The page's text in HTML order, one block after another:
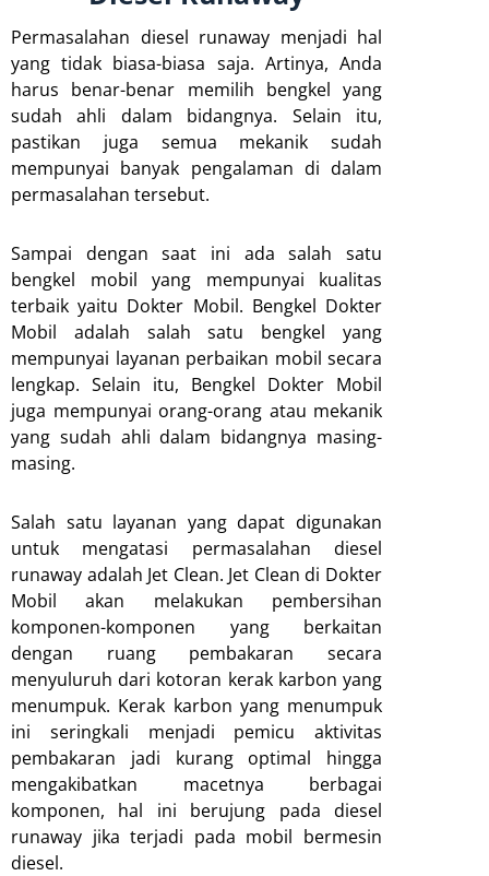
Permasalahan diesel runaway menjadi hal
yang tidak biasa-biasa saja. Artinya, Anda
harus benar-benar memilih bengkel yang
sudah ahli dalam bidangnya. Selain itu,
pastikan juga semua mekanik sudah
mempunyai banyak pengalaman di dalam
permasalahan tersebut.
Sampai dengan saat ini ada salah satu
bengkel mobil yang mempunyai kualitas
terbaik yaitu Dokter Mobil. Bengkel Dokter
Mobil adalah salah satu bengkel yang
mempunyai layanan perbaikan mobil secara
lengkap. Selain itu, Bengkel Dokter Mobil
juga mempunyai orang-orang atau mekanik
yang sudah ahli dalam bidangnya masing-
masing.
Salah satu layanan yang dapat digunakan
untuk mengatasi permasalahan diesel
runaway adalah Jet Clean. Jet Clean di Dokter
Mobil akan melakukan pembersihan
komponen-komponen yang berkaitan
dengan ruang pembakaran secara
menyuluruh dari kotoran kerak karbon yang
menumpuk. Kerak karbon yang menumpuk
ini seringkali menjadi pemicu aktivitas
pembakaran jadi kurang optimal hingga
mengakibatkan macetnya berbagai
komponen, hal ini berujung pada diesel
runaway jika terjadi pada mobil bermesin
diesel.